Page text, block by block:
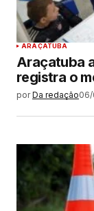
ARAÇATUBA
Araçatuba
registra o
por Da redação